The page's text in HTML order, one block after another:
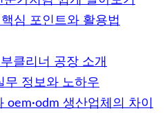
심 포인트와 활용법
클리너 공장 소개
무 정보와 노하우
생산업체의 차이